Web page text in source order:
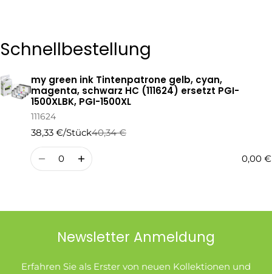
Schnellbestellung
Ihr
Warenkorb
my green ink Tintenpatrone gelb, cyan,
magenta, schwarz HC (111624) ersetzt PGI-
1500XLBK, PGI-1500XL
111624
38,33 €/Stück
Regulärer
Preis
40,34 €
Verkaufspreis
Menge
0,00 €
Newsletter Anmeldung
Erfahren Sie als Erster von neuen Kollektionen und